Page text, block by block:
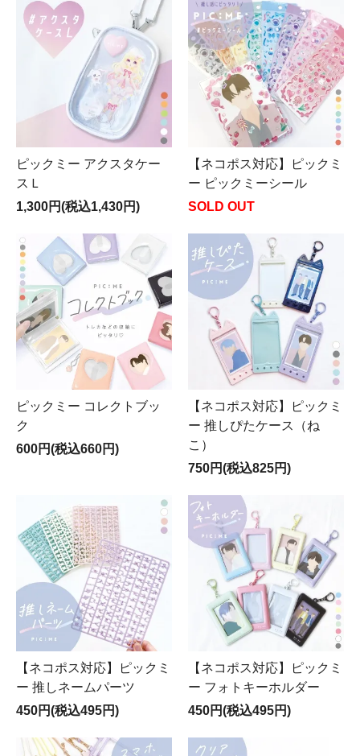
ピックミー アクスタケー
スＬ
1,300円(税込1,430円)
【ネコポス対応】ピックミ
ー ピックミーシール
SOLD OUT
ピックミー コレクトブッ
ク
600円(税込660円)
【ネコポス対応】ピックミ
ー 推しぴたケース（ね
こ）
750円(税込825円)
【ネコポス対応】ピックミ
ー 推しネームパーツ
450円(税込495円)
【ネコポス対応】ピックミ
ー フォトキーホルダー
450円(税込495円)